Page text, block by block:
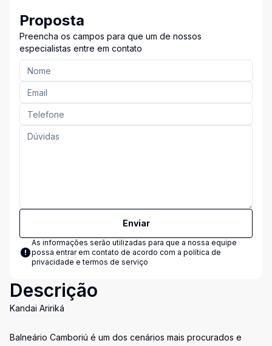
Proposta
Preencha os campos para que um de nossos
especialistas entre em contato
Enviar
As informações serão utilizadas para que a nossa equipe
possa entrar em contato de acordo com a política de
privacidade e termos de serviço
Descrição
Kandai Aririká
Balneário Camboriú é um dos cenários mais procurados e